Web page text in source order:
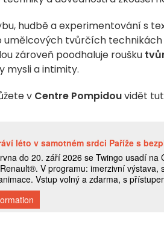
hudbě a experimentování s
umělcových tvůrčích
zároveň poodhaluje roušku
mysli a intimity.
v Centre Pompidouvidět